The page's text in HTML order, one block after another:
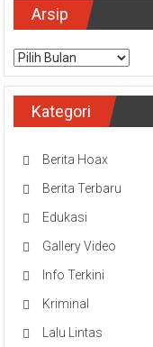
Arsip
Arsip
Kategori
Berita Hoax
Berita Terbaru
Edukasi
Gallery Video
Info Terkini
Kriminal
Lalu Lintas